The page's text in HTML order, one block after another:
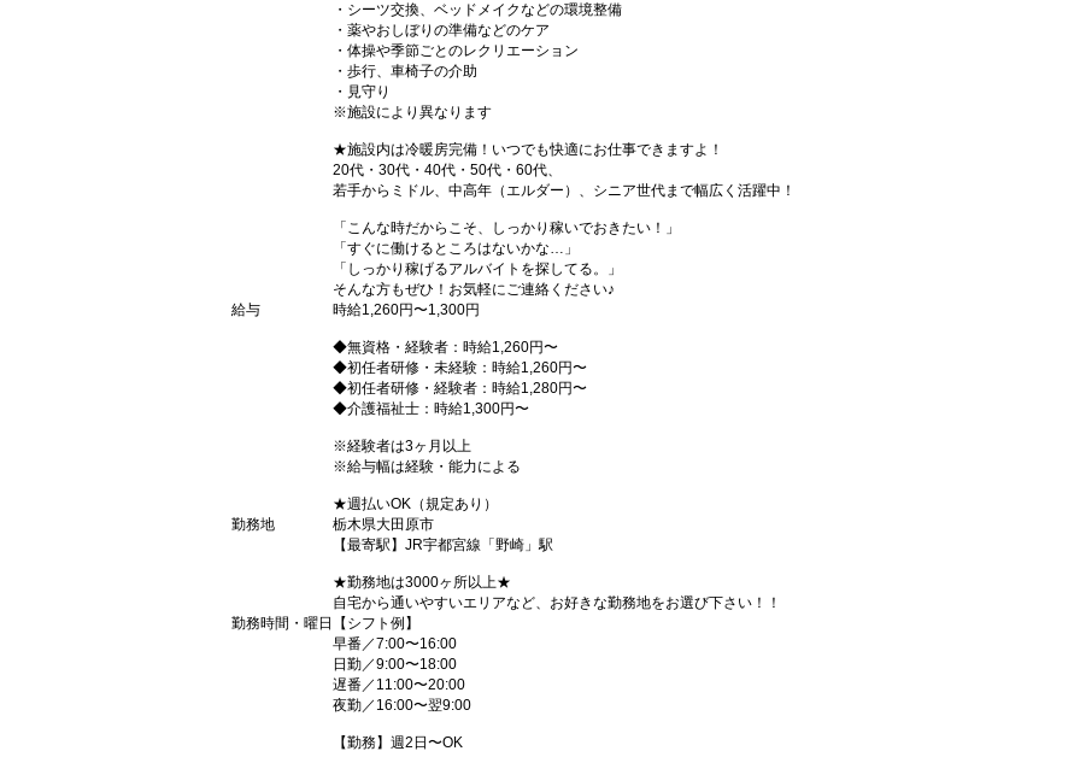
・シーツ交換、ベッドメイクなどの環境整備
・薬やおしぼりの準備などのケア
・体操や季節ごとのレクリエーション
・歩行、車椅子の介助
・見守り
※施設により異なります
★施設内は冷暖房完備！いつでも快適にお仕事できますよ！
20代・30代・40代・50代・60代、
若手からミドル、中高年（エルダー）、シニア世代まで幅広く活躍中！
「こんな時だからこそ、しっかり稼いでおきたい！」
「すぐに働けるところはないかな…」
「しっかり稼げるアルバイトを探してる。」
そんな方もぜひ！お気軽にご連絡ください♪
給与
時給1,260円〜1,300円
◆無資格・経験者：時給1,260円〜
◆初任者研修・未経験：時給1,260円〜
◆初任者研修・経験者：時給1,280円〜
◆介護福祉士：時給1,300円〜
※経験者は3ヶ月以上
※給与幅は経験・能力による
★週払いOK（規定あり）
勤務地
栃木県大田原市
【最寄駅】JR宇都宮線「野崎」駅
★勤務地は3000ヶ所以上★
自宅から通いやすいエリアなど、お好きな勤務地をお選び下さい！！
勤務時間・曜日
【シフト例】
早番／7:00〜16:00
日勤／9:00〜18:00
遅番／11:00〜20:00
夜勤／16:00〜翌9:00
【勤務】週2日〜OK